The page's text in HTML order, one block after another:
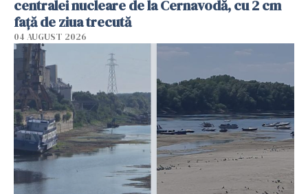
centralei nucleare de la Cernavodă, cu 2 cm
faţă de ziua trecută
04 AUGUST 2026